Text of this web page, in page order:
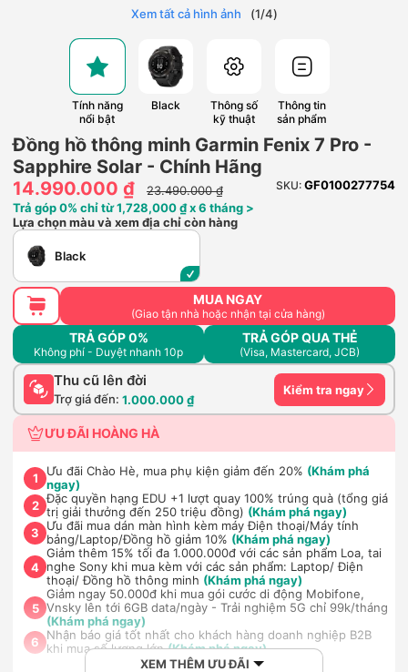
Xem tất cả hình ảnh (1/4)
Tính năng
nổi bật
Black
Thông số
kỹ thuật
Thông tin
sản phẩm
Đồng hồ thông minh Garmin Fenix 7 Pro -
Sapphire Solar - Chính Hãng
14.990.000 ₫
23.490.000 ₫ SKU: GF0100277754
Trả góp 0% chỉ từ 1,728,000 ₫ x 6 tháng >
Lựa chọn màu và xem địa chỉ còn hàng
Black
MUA NGAY
(Giao tận nhà hoặc nhận tại cửa hàng)
TRẢ GÓP 0%
Không phí - Duyệt nhanh 10p
TRẢ GÓP QUA THẺ
(Visa, Mastercard, JCB)
Thu cũ lên đời
Trợ giá đến: 1.000.000 ₫
Kiểm tra ngay
ƯU ĐÃI HOÀNG HÀ
1 Ưu đãi Chào Hè, mua phụ kiện giảm đến 20% (Khám phá
ngay)
2 Đặc quyền hạng EDU +1 lượt quay 100% trúng quà (tổng giá
trị giải thưởng đến 250 triệu đồng) (Khám phá ngay)
3
Ưu đãi mua dán màn hình kèm máy Điện thoại/Máy tính
bảng/Laptop/Đồng hồ giảm 10% (Khám phá ngay)
4
Giảm thêm 15% tối đa 1.000.000đ với các sản phẩm Loa, tai
nghe Sony khi mua kèm với các sản phẩm: Laptop/ Điện
thoại/ Đồng hồ thông minh (Khám phá ngay)
5
Giảm ngay 50.000đ khi mua gói cước di động Mobifone,
Vnsky lên tới 6GB data/ngày - Trải nghiệm 5G chỉ 99k/tháng
(Khám phá ngay)
6
Nhận báo giá tốt nhất cho khách hàng doanh nghiệp B2B
khi mua số lượng lớn(Khám phá ngay)
XEM THÊM ƯU ĐÃI